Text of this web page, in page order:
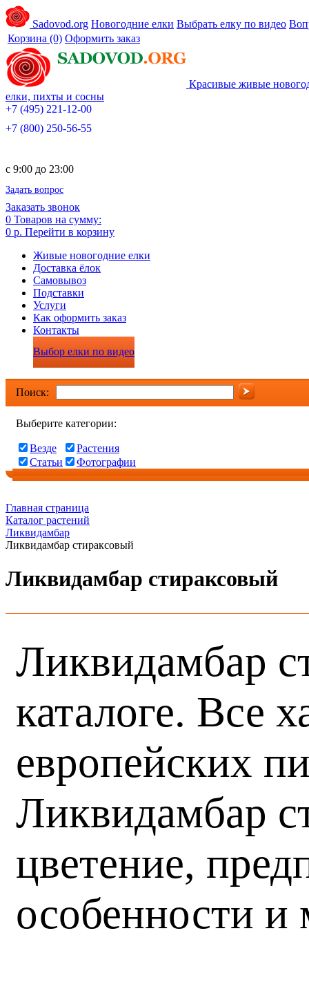
Sadovod.org Новогодние елки Выбрать елку по видео
Корзина (0) Оформить заказ
Красивые живые
елки, пихты и сосны
+7 (495) 221-12-00
+7 (800) 250-56-55
c 9:00 до 23:00
Задать вопрос
Заказать звонок
0 Товаров на сумму:
0 р. Перейти в корзину
Живые новогодние елки
Доставка ёлок
Самовывоз
Подставки
Услуги
Как оформить заказ
Контакты
Выбор елки по видео
Поиск:
Выберите категории:
Везде
Растения
Статьи
Фотографии
Главная страница
Каталог растений
Ликвидамбар
Ликвидамбар стираксовый
Ликвидамбар стираксовый
Ликвидамбар
каталоге. Все
европейских
Ликвидамбар
цветение,
особенности и